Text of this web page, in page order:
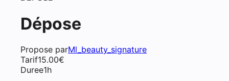
Dépose
Propose parMl_beauty_signature
Tarif15.00€
Duree1h